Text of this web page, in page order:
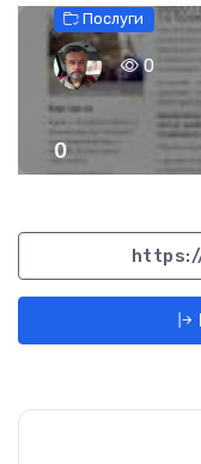
Послуги
0
0